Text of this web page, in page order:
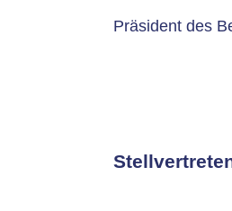
Präsident des